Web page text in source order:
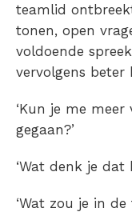
teamlid
tonen, open
voldoende
vervolgens beter
‘Kun je me
gegaan?’
‘Wat denk je dat
‘Wat zou je in